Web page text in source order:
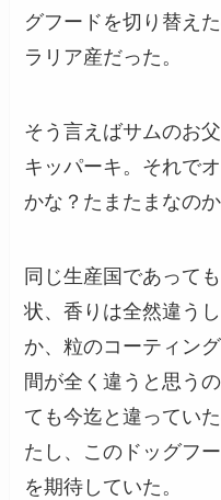
グフードを切り替え
ラリア産だった。
そう言えばサムのお
キッパーキ。それで
かな？たまたまなのか
同じ生産国であって
状、香りは全然違う
か、粒のコーティン
間が全く違うと思う
ても今迄と違ってい
たし、このドッグフ
を期待していた。